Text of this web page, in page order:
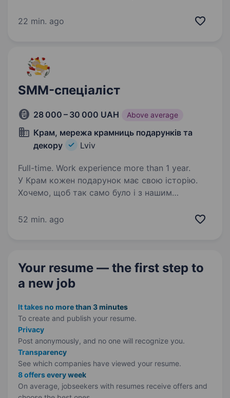
заклад з понад столітнім досвідом — Клініка
22 min. ago
SMM-спеціаліст
28 000 – 30 000 UAH Above average
Крам, мережа крамниць подарунків та
декору
Lviv
Full-time. Work experience more than 1 year.
У Крам кожен подарунок має свою історію.
Хочемо, щоб так само було і з нашим
крафт, ручна робота, душевність та історії.
52 min. ago
Your resume — the first step to
a new job
It takes no more than 3 minutes
To create and publish your resume.
Privacy
Post anonymously, and no one will recognize you.
Transparency
See which companies have viewed your resume.
8 offers every week
On average, jobseekers with resumes receive offers and